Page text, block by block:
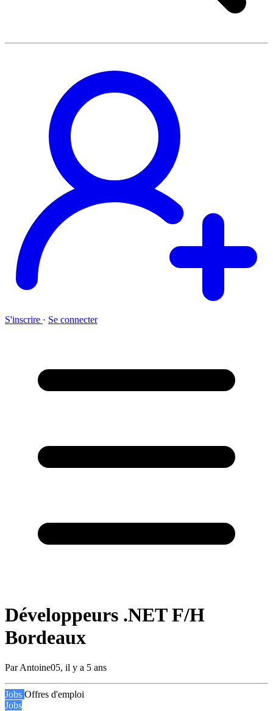
S'inscrire · Se connecter
Développeurs .NET F/H
Bordeaux
ParAntoine05, il y a 5 ans
Jobs Offres d'emploi
Jobs